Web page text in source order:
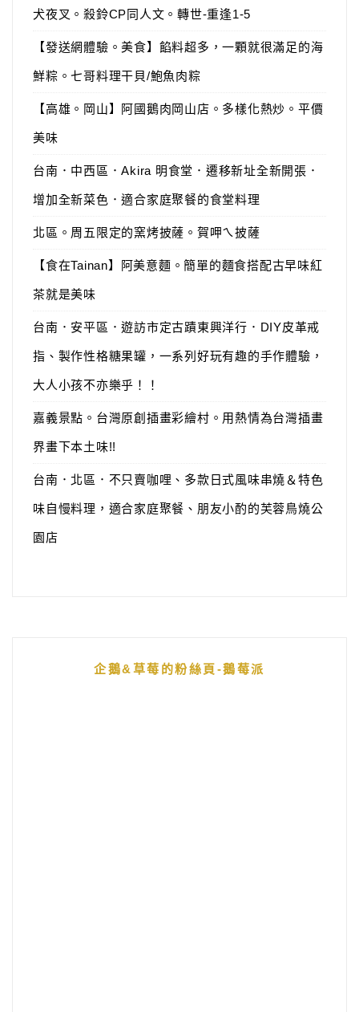
犬夜叉。殺鈴CP同人文。轉世-重逢1-5
【發送網體驗。美食】餡料超多，一顆就很滿足的海
鮮粽。七哥料理干貝/鮑魚肉粽
【高雄。岡山】阿國鵝肉岡山店。多樣化熱炒。平價
美味
台南．中西區．Akira 明食堂．遷移新址全新開張．
增加全新菜色．適合家庭聚餐的食堂料理
北區。周五限定的窯烤披薩。賀呷ㄟ披薩
【食在Tainan】阿美意麵。簡單的麵食搭配古早味紅
茶就是美味
台南．安平區．遊訪市定古蹟東興洋行．DIY皮革戒
指、製作性格糖果罐，一系列好玩有趣的手作體驗，
大人小孩不亦樂乎！！
嘉義景點。台灣原創插畫彩繪村。用熱情為台灣插畫
界畫下本土味!!
台南．北區．不只賣咖哩、多款日式風味串燒＆特色
味自慢料理，適合家庭聚餐、朋友小酌的芙蓉鳥燒公
園店
企鵝&草莓的粉絲頁-鵝莓派